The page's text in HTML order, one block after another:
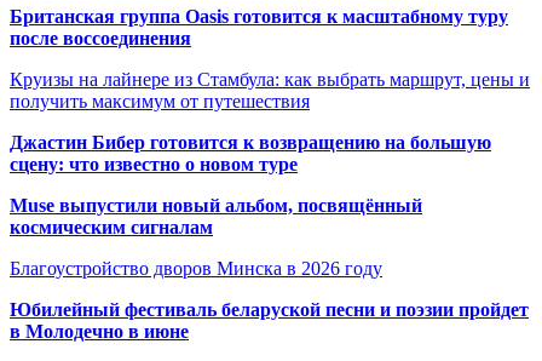
Британская группа Oasis готовится к масштабному туру
после воссоединения
Круизы на лайнере из Стамбула: как выбрать маршрут, цены и
получить максимум от путешествия
Джастин Бибер готовится к возвращению на большую
сцену: что известно о новом туре
Muse выпустили новый альбом, посвящённый
космическим сигналам
Благоустройство дворов Минска в 2026 году
Юбилейный фестиваль беларуской песни и поэзии пройдет
в Молодечно в июне